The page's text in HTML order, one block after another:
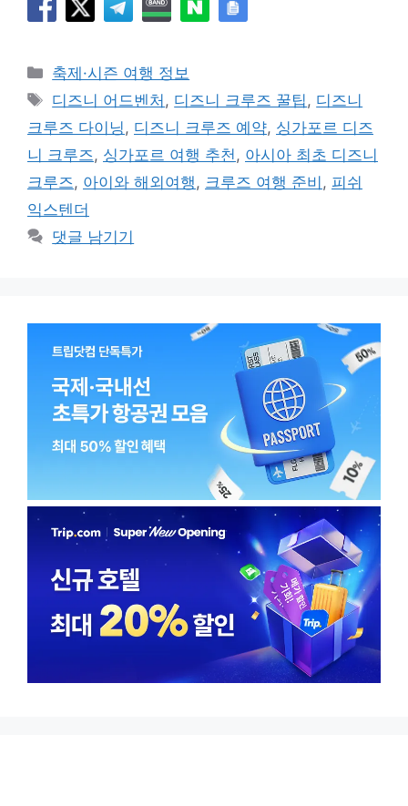
카
테
리
축제·시즌 여행 정보
태
그
디즈니 어드벤처 , 디즈니 크루즈 꿀팁, 디즈니
크루즈 다이닝, 디즈니 크루즈 예약, 싱가포르 디즈
니 크루즈, 싱가포르 여행 추천, 아시아 최초 디즈니
크루즈, 아이와 해외여행, 크루즈 여행 준비 , 피쉬
익스텐더
댓글 남기기